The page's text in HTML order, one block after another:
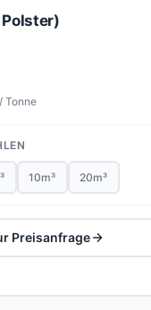
/ Tonne
10m³ 20m³
Preisanfrage